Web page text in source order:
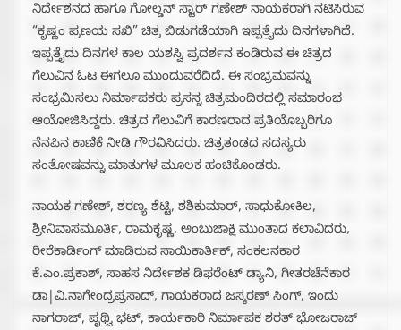
ನಿರ್ದೇಶನದ ಹಾಗೂ ಗೋಲ್ಡನ್ ಸ್ಟಾರ್ ಗಣೇಶ್ ನಾಯಕರಾಗಿ ನಟಿಸಿರುವ
“ಕೃಷ್ಣಂ ಪ್ರಣಯ ಸಖಿ” ಚಿತ್ರ ಬಿಡುಗಡೆಯಾಗಿ ಇಪ್ಪತ್ತೈದು ದಿನಗಳಾಗಿದೆ.
ಇಪ್ಪತ್ತೈದು ದಿನಗಳ ಕಾಲ ಯಶಸ್ವಿ ಪ್ರದರ್ಶನ ಕಂಡಿರುವ ಈ ಚಿತ್ರದ
ಗೆಲುವಿನ ಓಟ ಈಗಲೂ ಮುಂದುವರೆದಿದೆ. ಈ ಸಂಭ್ರಮವನ್ನು
ಸಂಭ್ರಮಿಸಲು ನಿರ್ಮಾಪಕರು ಪ್ರಸನ್ನ ಚಿತ್ರಮಂದಿರದಲ್ಲಿ ಸಮಾರಂಭ
ಆಯೋಜಿಸಿದ್ದರು. ಚಿತ್ರದ ಗೆಲುವಿಗೆ ಕಾರಣರಾದ ಪ್ರತಿಯೊಬ್ಬರಿಗೂ
ನೆನಪಿನ ಕಾಣಿಕೆ ನೀಡಿ ಗೌರವಿಸಿದರು. ಚಿತ್ರತಂಡದ ಸದಸ್ಯರು
ಸಂತೋಷವನ್ನು ಮಾತುಗಳ ಮೂಲಕ ಹಂಚಿಕೊಂಡರು.
ನಾಯಕ ಗಣೇಶ್, ಶರಣ್ಯ ಶೆಟ್ಟಿ, ಶಶಿಕುಮಾರ್, ಸಾಧುಕೋಕಿಲ,
ಶ್ರೀನಿವಾಸಮೂರ್ತಿ, ರಾಮಕೃಷ್ಣ, ಅಂಬುಜಾಕ್ಷಿ ಮುಂತಾದ ಕಲಾವಿದರು,
ರೀರೆಕಾರ್ಡಿಂಗ್ ಮಾಡಿರುವ ಸಾಯಿಕಾರ್ತಿಕ್, ಸಂಕಲನಕಾರ
ಕೆ.ಎಂ.ಪ್ರಕಾಶ್, ಸಾಹಸ ನಿರ್ದೇಶಕ ಡಿಫರೆಂಟ್ ಡ್ಯಾನಿ, ಗೀತರಚೆನೆಕಾರ
ಡಾ|ವಿ.ನಾಗೇಂದ್ರಪ್ರಸಾದ್, ಗಾಯಕರಾದ ಜಸ್ಕರಣ್ ಸಿಂಗ್, ಇಂದು
ನಾಗರಾಜ್, ಪೃಥ್ವಿ ಭಟ್, ಕಾರ್ಯಕಾರಿ ನಿರ್ಮಾಪಕ ಶರತ್ ಭೋಜರಾಜ್